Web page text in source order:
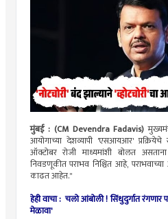
मुंबई : (CM Devendra Fadavis)
आयोगाच्या देशव्यापी 'एसआयआर'
ऑक्टोबर रोजी माध्यमांशी बोलत
निवडणूकीत पराभव निश्चित आहे,
काढत आहेत."
हेही वाचा :चलो आंबोली ! सिंधुदुर्गात रंगणार
मेळावा'